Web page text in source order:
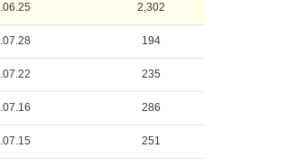
2,302
194
235
286
251